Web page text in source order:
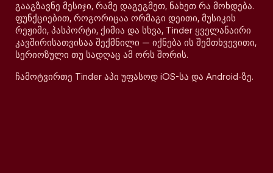
გააგზავნე მესიჯი, რამე დაგეგმეთ, ნახეთ რა მოხდება.
ფუნქციებით, როგორიცაა ორმაგი დეითი, მუსიკის
რეჟიმი, პასპორტი, ქიმია და სხვა, Tinder ყველანაირი
კავშირისათვისაა შექმნილი — იქნება ის შემთხვევითი,
სერიოზული თუ სადღაც ამ ორს შორის.
ჩამოტვირთე Tinder აპი უფასოდ iOS-სა და Android-ზე.